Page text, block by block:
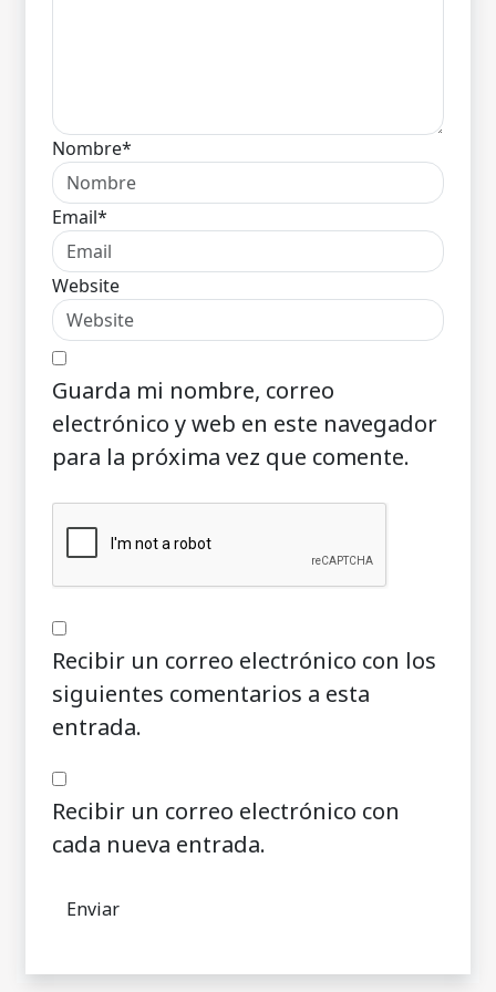
Nombre*
Email*
Website
Guarda mi nombre, correo
electrónico y web en este navegador
para la próxima vez que comente.
Recibir un correo electrónico con los
siguientes comentarios a esta
entrada.
Recibir un correo electrónico con
cada nueva entrada.